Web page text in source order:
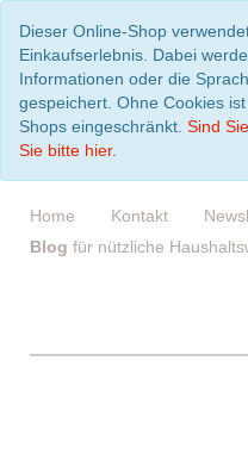
Dieser Online-Shop
Einkaufserlebnis. Dabei
Informationen oder die
gespeichert. Ohne Cookies
Shops eingeschränkt. Sind
Sie bitte hier.
Home Kontakt
Blog für nützliche